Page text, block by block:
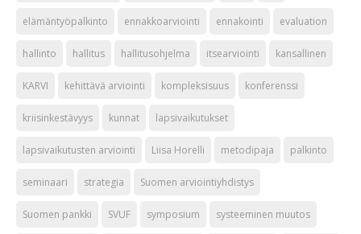
elämäntyöpalkinto ennakkoarviointi ennakointi evaluation
hallinto hallitus hallitusohjelma itsearviointi kansallinen
KARVI kehittävä arviointi kompleksisuus konferenssi
kriisinkestävyys kunnat lapsivaikutukset
lapsivaikutusten arviointi Liisa Horelli metodipaja palkinto
seminaari strategia Suomen arviointiyhdistys
Suomen pankki SVUF symposium systeeminen muutos